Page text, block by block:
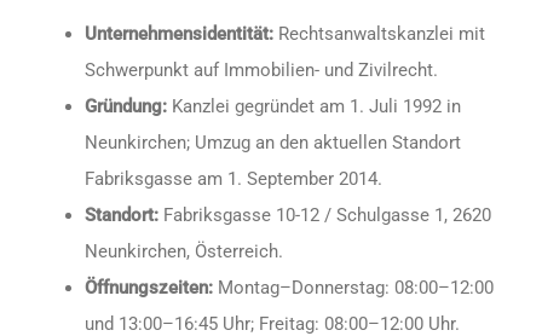
Unternehmensidentität:Rechtsanwaltskanzlei mit
Schwerpunkt auf Immobilien- und Zivilrecht.
Gründung:Kanzlei gegründet am 1. Juli 1992 in
Neunkirchen; Umzug an den aktuellen Standort
Fabriksgasse am 1. September 2014.
Standort:Fabriksgasse 10-12 / Schulgasse 1, 2620
Neunkirchen, Österreich.
Öffnungszeiten:Montag–Donnerstag: 08:00–12:00
und 13:00–16:45 Uhr; Freitag: 08:00–12:00 Uhr.